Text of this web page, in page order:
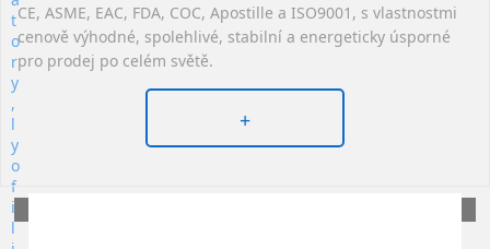
CE, ASME, EAC, FDA, COC, Apostille a ISO9001, s vlastnostmi
cenově výhodné, spolehlivé, stabilní a energeticky úsporné
pro prodej po celém světě.
+